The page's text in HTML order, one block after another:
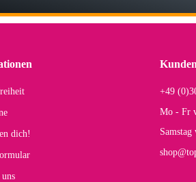
Koffer macht einen sehr soliden Eindruck. Die
dich!
+49
Mo - Fr